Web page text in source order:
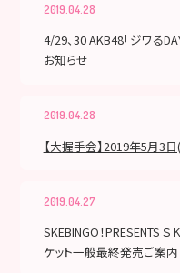
2019.04.28
4/29、30 AKB48「ジワる
お知らせ
2019.04.28
【大握手会】2019年5月3
2019.04.27
SKEBINGO！PRESENTS
ケット一般最終発売ご案内